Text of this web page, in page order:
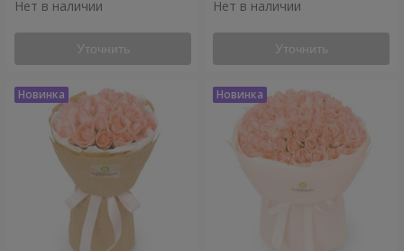
Нет в наличии
Уточнить
Нет в наличии
Уточнить